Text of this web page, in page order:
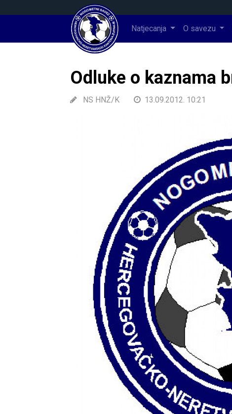
Natjecanja O savezu
Odluke o kaznama
NS HNŽ/K 13.09.2012. 10:21